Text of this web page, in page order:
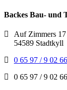
Backes Bau- und
Auf Zimmers 17
54589 Stadtkyll
0 65 97 / 9 02
0 65 97 / 9 02